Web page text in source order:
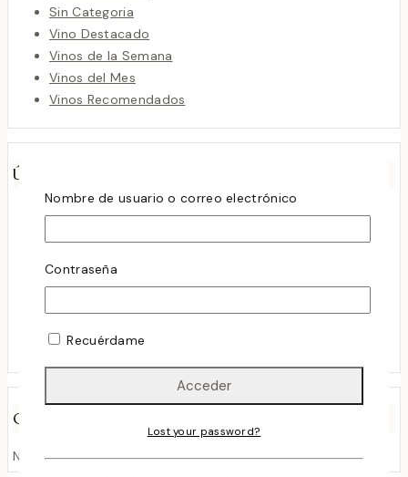
Sin Categoria
Vino Destacado
Vinos de la Semana
Vinos del Mes
Vinos Recomendados
Últimas Entradas
Rioja sigue sorprendiendo
abril 2, 2024
marzo 24, 2024
Comentarios Recientes
No hay comentarios que mostrar.
Nombre de usuario o correo electrónico
Contraseña
Recuérdame
Lost your password?